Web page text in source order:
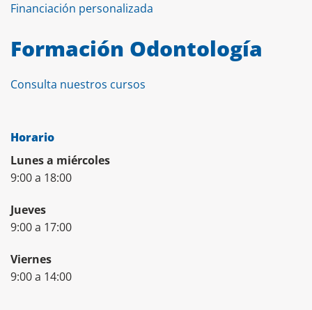
Financiación personalizada
Formación Odontología
Consulta nuestros cursos
Horario
Lunes a miércoles
9:00 a 18:00
Jueves
9:00 a 17:00
Viernes
9:00 a 14:00